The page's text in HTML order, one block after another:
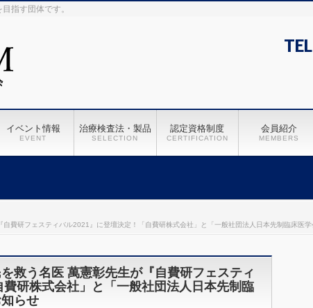
指す団体です。
イベント情報
EVENT
治療検査法・製品
SELECTION
認定資格制度
CERTIFICATION
会員紹介
MEMBERS
自費研フェスティバル2021』に登壇決定！「自費研株式会社」と「一般社団法人日本先制臨床医
救う名医 萬憲彰先生が『自費研フェスティ
研株式会社」と「一般社団法人日本先制臨
らせ